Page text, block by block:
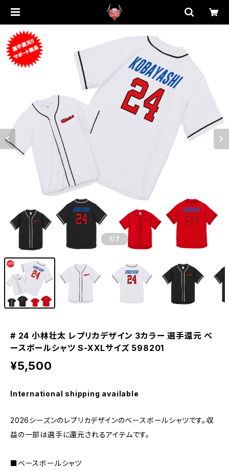
1 /7
# 24 小林壮太 レプリカデザイン 3カラー 選手還元 ベ
ースボールシャツ S-XXLサイズ 598201
¥5,500
International shipping available
2026シーズンのレプリカデザインのベースボールシャツです。収
益の一部は選手に還元されるアイテムです。
■ベースボールシャツ